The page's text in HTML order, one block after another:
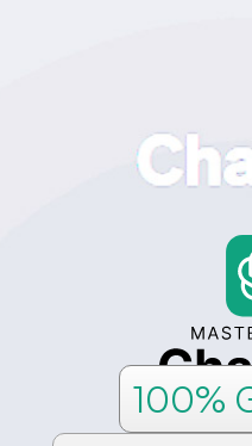
100%